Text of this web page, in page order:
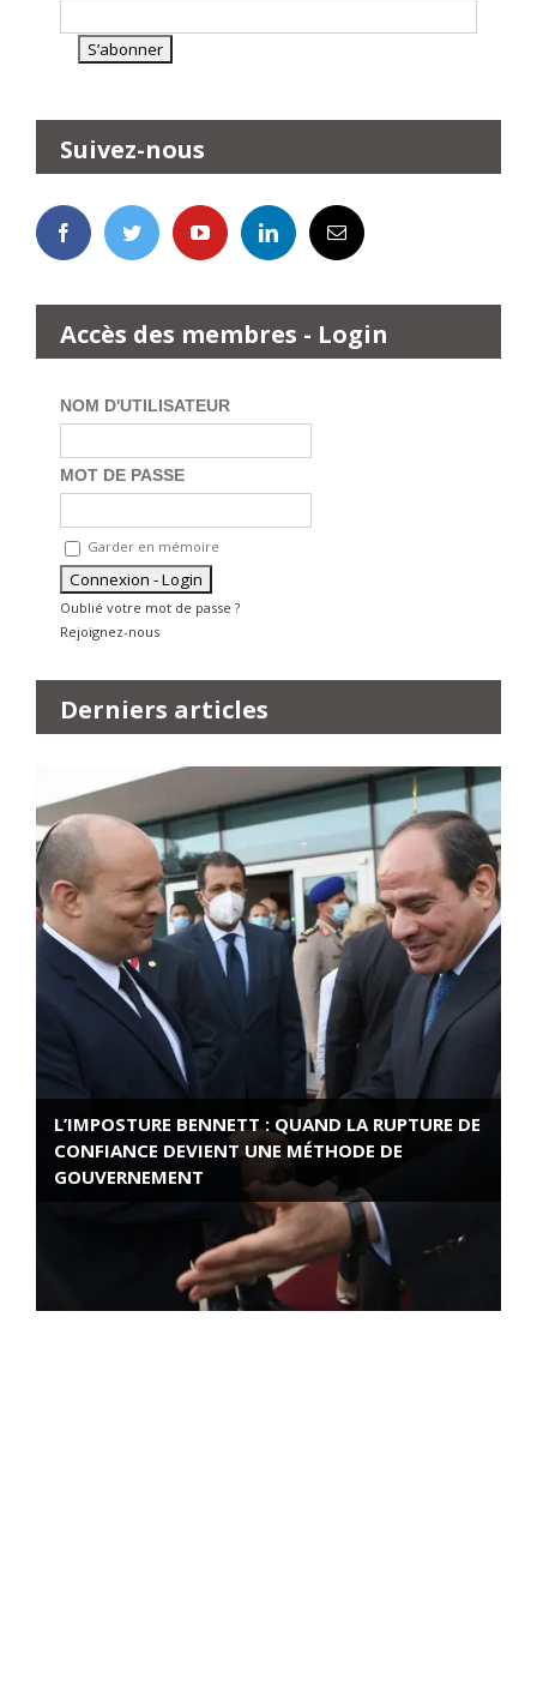
Suivez-nous
Accès des membres - Login
NOM D'UTILISATEUR
MOT DE PASSE
Garder en mémoire
Oublié votre mot de passe ?
Rejoignez-nous
Derniers articles
L’IMPOSTURE BENNETT : QUAND LA RUPTURE DE
CONFIANCE DEVIENT UNE MÉTHODE DE
GOUVERNEMENT
ROSE VALLAND, HEROÏNE DE LA RESISTANCE